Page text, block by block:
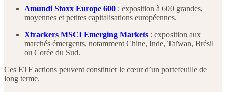
Amundi Stoxx Europe 600 : exposition à 600 grandes,
moyennes et petites capitalisations européennes.
Xtrackers MSCI Emerging Markets : exposition aux
marchés émergents, notamment Chine, Inde, Taïwan, Brésil
ou Corée du Sud.
Ces ETF actions peuvent constituer le cœur d’un portefeuille de
long terme.